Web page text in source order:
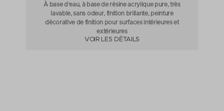
À base d’eau, à base de résine acrylique pure, très
lavable, sans odeur, finition brillante, peinture
décorative de finition pour surfaces intérieures et
extérieures
VOIR LES DÉTAILS